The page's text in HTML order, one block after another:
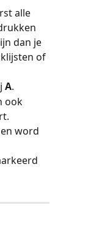
alle
dan je
of
A.
ook
en word